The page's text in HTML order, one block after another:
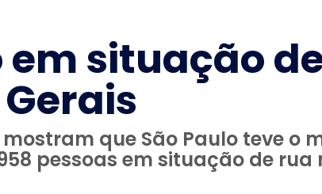
situação
que São Paulo teve o
pessoas em situação de rua